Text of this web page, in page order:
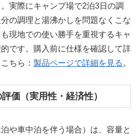
実際にキャンプ場で2泊3日の調
の調理と湯沸かしを問題なくこな
現地での使い勝手を重視するキャ
です。購入前に仕様を確認して詳
ちら： 製品ページで詳細を見る 。
価（実用性・経済性）
や車中泊を伴う場合）は、容量と